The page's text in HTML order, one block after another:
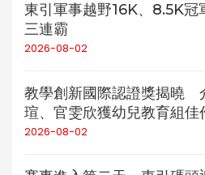
東引軍事越野16K、8.5K
三連霸
2026-08-02
教學創新國際認證獎揭曉
瑄、官雯欣獲幼兒教育組佳
2026-08-02